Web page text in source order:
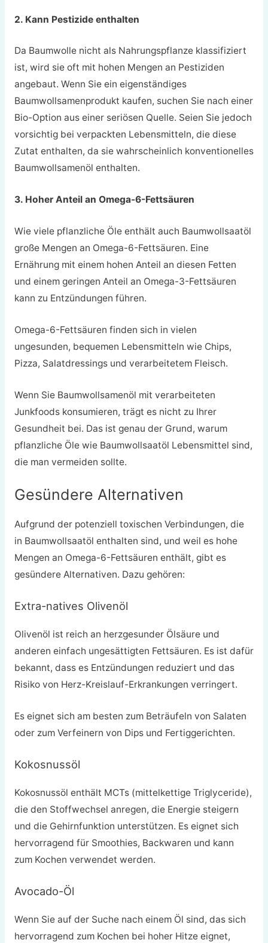
2. Kann Pestizide enthalten
Da Baumwolle nicht als Nahrungspflanze klassifiziert
ist, wird sie oft mit hohen Mengen an Pestiziden
angebaut. Wenn Sie ein eigenständiges
Baumwollsamenprodukt kaufen, suchen Sie nach einer
Bio-Option aus einer seriösen Quelle. Seien Sie jedoch
vorsichtig bei verpackten Lebensmitteln, die diese
Zutat enthalten, da sie wahrscheinlich konventionelles
Baumwollsamenöl enthalten.
3. Hoher Anteil an Omega-6-Fettsäuren
Wie viele pflanzliche Öle enthält auch Baumwollsaatöl
große Mengen an Omega-6-Fettsäuren. Eine
Ernährung mit einem hohen Anteil an diesen Fetten
und einem geringen Anteil an Omega-3-Fettsäuren
kann zu Entzündungen führen.
Omega-6-Fettsäuren finden sich in vielen
ungesunden, bequemen Lebensmitteln wie Chips,
Pizza, Salatdressings und verarbeitetem Fleisch.
Wenn Sie Baumwollsamenöl mit verarbeiteten
Junkfoods konsumieren, trägt es nicht zu Ihrer
Gesundheit bei. Das ist genau der Grund, warum
pflanzliche Öle wie Baumwollsaatöl Lebensmittel sind,
die man vermeiden sollte.
Gesündere Alternativen
Aufgrund der potenziell toxischen Verbindungen, die
in Baumwollsaatöl enthalten sind, und weil es hohe
Mengen an Omega-6-Fettsäuren enthält, gibt es
gesündere Alternativen. Dazu gehören:
Extra-natives Olivenöl
Olivenöl ist reich an herzgesunder Ölsäure und
anderen einfach ungesättigten Fettsäuren. Es ist dafür
bekannt, dass es Entzündungen reduziert und das
Risiko von Herz-Kreislauf-Erkrankungen verringert.
Es eignet sich am besten zum Beträufeln von Salaten
oder zum Verfeinern von Dips und Fertiggerichten.
Kokosnussöl
Kokosnussöl enthält MCTs (mittelkettige Triglyceride),
die den Stoffwechsel anregen, die Energie steigern
und die Gehirnfunktion unterstützen. Es eignet sich
hervorragend für Smoothies, Backwaren und kann
zum Kochen verwendet werden.
Avocado-Öl
Wenn Sie auf der Suche nach einem Öl sind, das sich
hervorragend zum Kochen bei hoher Hitze eignet,